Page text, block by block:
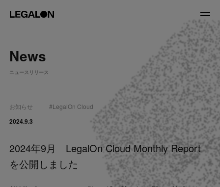
About
役員紹介
Service
News
News
ニュースリリース
お知らせ #LegalOn Cloud
2024.9.3
2024年9月 LegalOn Cloud Monthly Report
を公開しました